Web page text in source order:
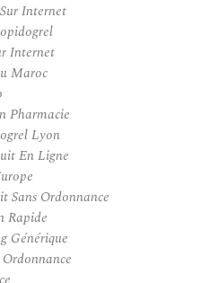
Internet
Internet
Maroc
Pharmacie
Lyon
En Ligne
Sans Ordonnance
Rapide
Générique